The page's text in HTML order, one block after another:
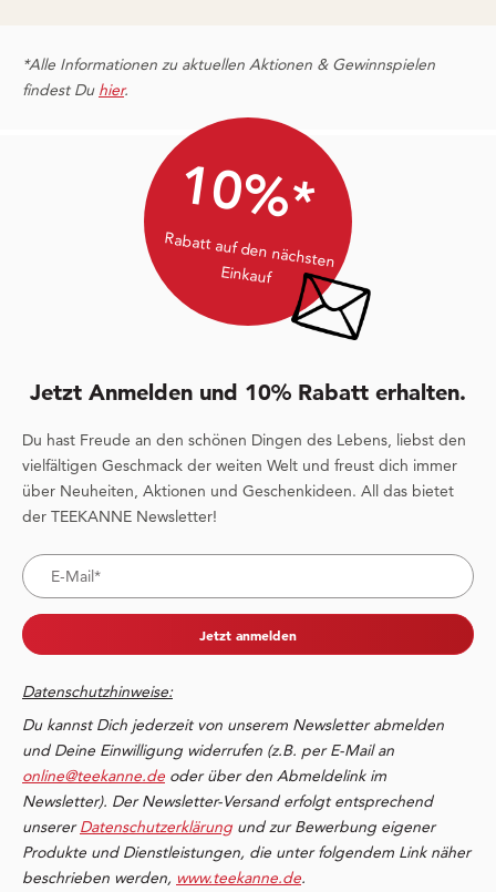
*Alle Informationen zu aktuellen Aktionen & Gewinnspielen
findest Du hier.
10%*
Rabatt auf den nächsten
Einkauf
Jetzt Anmelden und 10% Rabatt erhalten.
Du hast Freude an den schönen Dingen des Lebens, liebst den
vielfältigen Geschmack der weiten Welt und freust dich immer
über Neuheiten, Aktionen und Geschenkideen. All das bietet
der TEEKANNE Newsletter!
Jetzt anmelden
Datenschutzhinweise:
Du kannst Dich jederzeit von unserem Newsletter abmelden
und Deine Einwilligung widerrufen (z.B. per E-Mail an
online@teekanne.de oder über den Abmeldelink im
Newsletter). Der Newsletter-Versand erfolgt entsprechend
unsererDatenschutzerklärung und zur Bewerbung eigener
Produkte und Dienstleistungen, die unter folgendem Link näher
beschrieben werden, www.teekanne.de.